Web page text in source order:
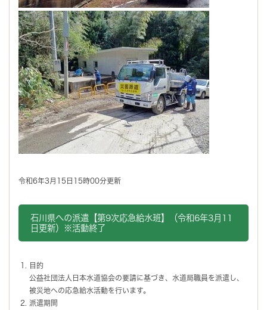
令和6年3月15日15時00分更新
石川県への派遣【第9次応急給水班】（令和6年3月11
日更新）※活動終了
目的
公益社団法人日本水道協会の要請に基づき、水道局職員を派遣し、
被災地への応急給水活動を行います。
派遣期間